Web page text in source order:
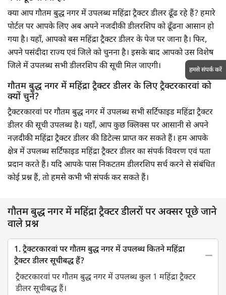
क्या आप गौतम बुद्ध नगर में उपलब्ध महिंद्रा ट्रैक्टर डीलर ढूँढ रहे हैं? हमारे
पोर्टल पर आपके लिए अब अपने नजदीकी डीलरशिप को ढूँढना आसान हो
गया है। यहाँ, आपको बस महिंद्रा ट्रैक्टर डीलर के पेज पर जाना है। फिर,
अपने पसंदीदा राज्य एवं जिले को चुनना है। इसके बाद आपको उस विशेष
जिले में उपलब्ध सभी डीलरशिप की सूची मिल जाएगी।
गौतम बुद्ध नगर में महिंद्रा ट्रैक्टर डीलर के लिए ट्रैक्टरकारवां को
क्यों चुनें?
ट्रैक्टरकारवां पर गौतम बुद्ध नगर में उपलब्ध सभी सर्टिफाइड महिंद्रा ट्रैक्टर
डीलर की सूची उपलब्ध है। यहाँ, आप कुछ क्लिक्स पर आसानी से अपने
नज़दीकी महिंद्रा ट्रैक्टर डीलर की डिटेल्स प्राप्त कर सकते हैं। हम आपके
क्षेत्र में उपलब्ध सर्टिफाइड महिंद्रा ट्रैक्टर डीलर का संपर्क विवरण एवं पता
प्रदान करते हैं। यदि आपके पास निकटतम डीलरशिप सर्च करने से संबंधित
कोई प्रश्न हैं, तो हमसे कभी भी संपर्क कर सकते हैं।
गौतम बुद्ध नगर में महिंद्रा ट्रैक्टर डीलरों पर अक्सर पूछे जाने
वाले प्रश्न
1. ट्रैक्टरकारवां पर गौतम बुद्ध नगर में उपलब्ध कितने महिंद्रा
ट्रैक्टर डीलर सूचीबद्ध हैं?
ट्रैक्टरकारवां पर गौतम बुद्ध नगर में उपलब्ध कुल 1 महिंद्रा ट्रैक्टर
डीलर सूचीबद्ध हैं।
हमसे संपर्क करें